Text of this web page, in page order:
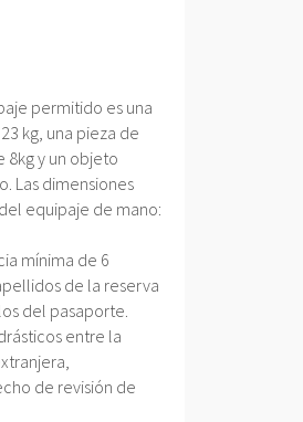
permitido es una
kg, una pieza de
8kg y un objeto
Las dimensiones
equipaje de mano:
mínima de 6
de la reserva
del pasaporte.
entre la
de revisión de